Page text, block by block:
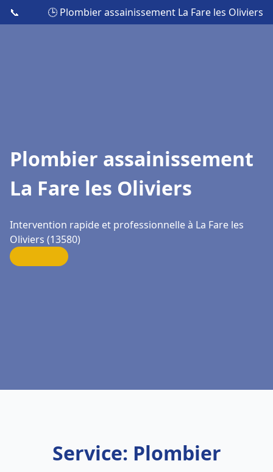
📞 🕒 Plombier assainissement La Fare les Oliviers
Plombier assainissement
La Fare les Oliviers
Intervention rapide et professionnelle à La Fare les
Oliviers (13580)
Service: Plombier